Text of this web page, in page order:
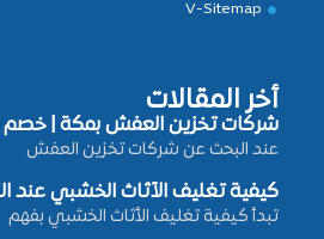
V-Sitemap
أخر المقالات
شركات تخزين العفش بمكة | خصم 50 %
عند البحث عن شركات تخزين العفش
كيفية تغليف الأثاث الخشبي عند
تبدأ كيفية تغليف الأثاث الخشبي بفهم